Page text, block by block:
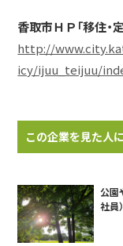
香取市ＨＰ「移住・
http://
icy/ijuu_teijuu/
この企業を見た人
公園
社員